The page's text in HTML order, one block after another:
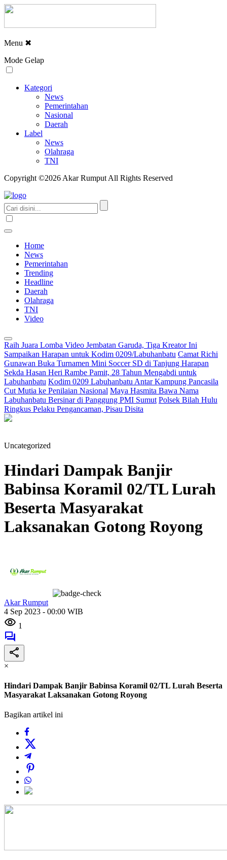
Menu ✖
Mode Gelap
Kategori
News
Pemerintahan
Nasional
Daerah
Label
News
Olahraga
TNI
Copyright ©2026 Akar Rumput All Rights Reserved
Home
News
Pemerintahan
Trending
Headline
Daerah
Olahraga
TNI
Video
Raih Juara Lomba Video Jembatan Garuda, Tiga Kreator Ini
Sampaikan Harapan untuk Kodim 0209/Labuhanbatu Camat Richi
Gunawan Buka Turnamen Mini Soccer SD di Tanjung Harapan
Sekda Hasan Heri Rambe Pamit, 28 Tahun Mengabdi untuk
Labuhanbatu Kodim 0209 Labuhanbatu Antar Kampung Pancasila
Cut Mutia ke Penilaian Nasional Maya Hasmita Bawa Nama
Labuhanbatu Bersinar di Panggung PMI Sumut Polsek Bilah Hulu
Ringkus Pelaku Pengancaman, Pisau Disita
Uncategorized
Hindari Dampak Banjir
Babinsa Koramil 02/TL Lurah
Beserta Masyarakat
Laksanakan Gotong Royong
Akar Rumput
4 Sep 2023 - 00:00 WIB
1
×
Hindari Dampak Banjir Babinsa Koramil 02/TL Lurah Beserta
Masyarakat Laksanakan Gotong Royong
Bagikan artikel ini